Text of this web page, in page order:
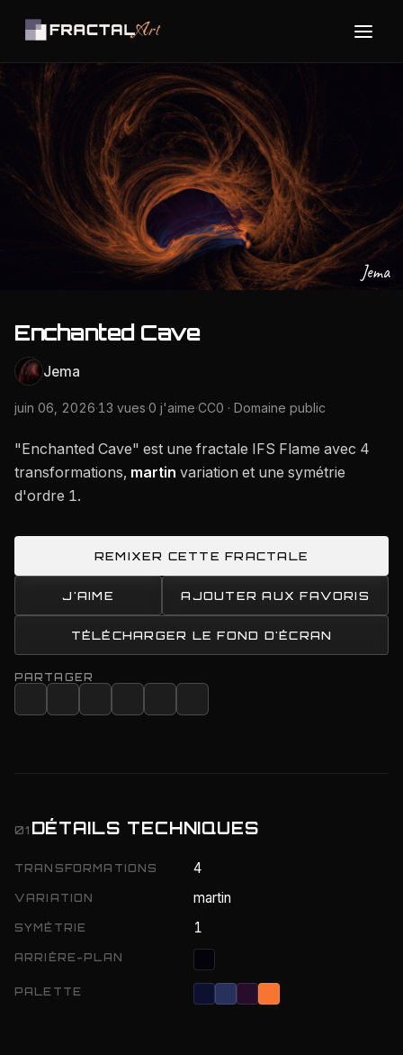
Jema
Enchanted Cave
Jema
juin 06, 2026·13 vues·0 j'aime·CC0 · Domaine public
"Enchanted Cave" est une fractale IFS Flame avec 4
transformations, martin variation et une symétrie
d'ordre 1.
REMIXER CETTE FRACTALE
J'AIME AJOUTER AUX FAVORIS
TÉLÉCHARGER LE FOND D'ÉCRAN
PARTAGER
01 DÉTAILS TECHNIQUES
TRANSFORMATIONS 4
VARIATION martin
SYMÉTRIE 1
ARRIÈRE-PLAN
PALETTE